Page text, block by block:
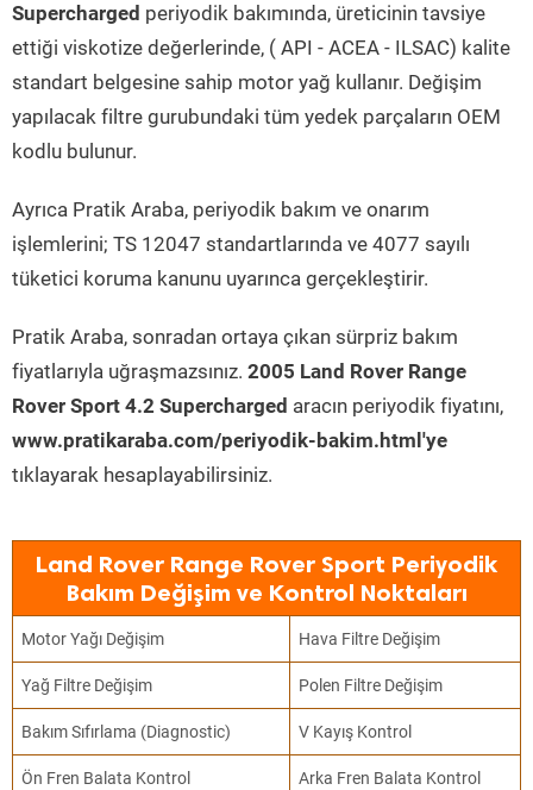
Supercharged periyodik bakımında, üreticinin tavsiye
ettiği viskotize değerlerinde, ( API - ACEA - ILSAC) kalite
standart belgesine sahip motor yağ kullanır. Değişim
yapılacak filtre gurubundaki tüm yedek parçaların OEM
kodlu bulunur.
Ayrıca Pratik Araba, periyodik bakım ve onarım
işlemlerini; TS 12047 standartlarında ve 4077 sayılı
tüketici koruma kanunu uyarınca gerçekleştirir.
Pratik Araba, sonradan ortaya çıkan sürpriz bakım
fiyatlarıyla uğraşmazsınız. 2005 Land Rover Range
Rover Sport 4.2 Supercharged aracın periyodik fiyatını,
www.pratikaraba.com/periyodik-bakim.html'ye
tıklayarak hesaplayabilirsiniz.
Land Rover Range Rover Sport Periyodik
Bakım Değişim ve Kontrol Noktaları
Motor Yağı Değişim Hava Filtre Değişim
Yağ Filtre Değişim Polen Filtre Değişim
Bakım Sıfırlama (Diagnostic) V Kayış Kontrol
Ön Fren Balata Kontrol Arka Fren Balata Kontrol